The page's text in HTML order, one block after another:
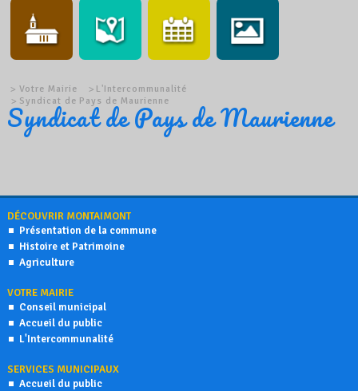
Votre Mairie
L'Intercommunalité
Syndicat de Pays de Maurienne
Syndicat de Pays de Maurienne
DÉCOUVRIR MONTAIMONT
Présentation de la commune
Histoire et Patrimoine
Agriculture
VOTRE MAIRIE
Conseil municipal
Accueil du public
L'Intercommunalité
SERVICES MUNICIPAUX
Accueil du public